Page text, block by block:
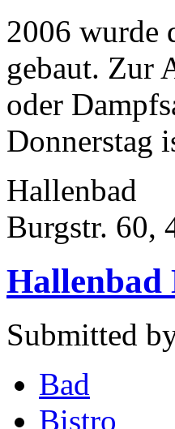
2006 wurde
gebaut. Zur
oder
Donnerstag
Hallenbad
Burgstr. 60,
Hallenbad
Submitted
Bad
Bistro